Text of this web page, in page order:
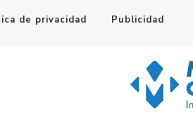
de privacidad Publicidad